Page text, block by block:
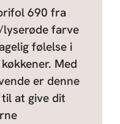
690 fra
lyserøde farve
følelse i
Med
er denne
at give dit